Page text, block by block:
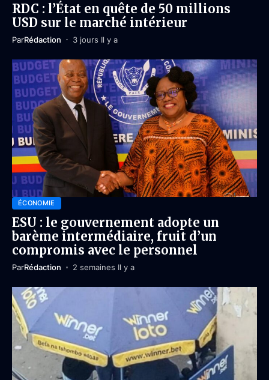
RDC : l’État en quête de 50 millions
USD sur le marché intérieur
ParRédaction 3 jours Il y a
ÉCONOMIE
ESU : le gouvernement adopte un
barème intermédiaire, fruit d’un
compromis avec le personnel
ParRédaction 2 semaines Il y a